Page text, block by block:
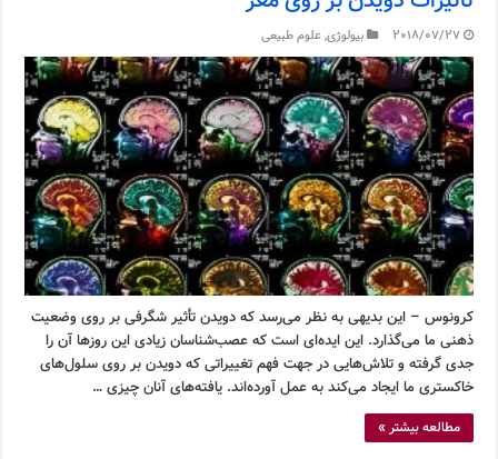
2018/07/27 بیولوژی,علوم طبیعی
کرونوس – این بدیهی به نظر می‌رسد که دویدن تأثیر شگرفی بر روی وضعیت
ذهنی ما می‌گذارد. این ایده‌ای است که عصب‌شناسان زیادی این روزها آن را
جدی گرفته و تلاش‌هایی در جهت فهم تغییراتی که دویدن بر روی سلول‌های
خاکستری ما ایجاد می‌کند به عمل آورده‌اند. یافته‌های آنان چیزی …
مطالعه بیشتر »